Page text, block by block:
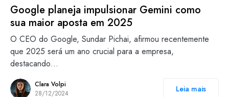
Google planeja impulsionar Gemini como
sua maior aposta em 2025
O CEO do Google, Sundar Pichai, afirmou recentemente
que 2025 será um ano crucial para a empresa,
destacando…
Clara Volpi
28/12/2024
Leia mais